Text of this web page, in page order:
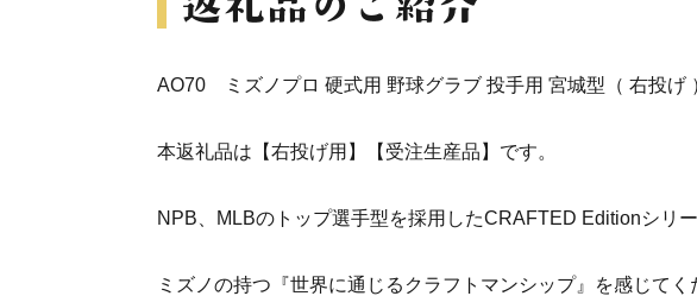
AO70 ミズノプロ 硬式用 野球グラブ 投手用 宮城型（ 右投げ
本返礼品は【右投げ用】【受注生産品】です。
NPB、MLBのトップ選手型を採用したCRAFTED Editionシリー
ミズノの持つ『世界に通じるクラフトマンシップ』を感じてく